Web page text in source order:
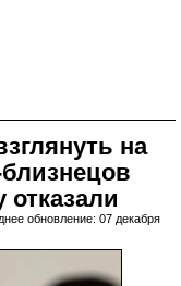
на
обновление: 07 декабря